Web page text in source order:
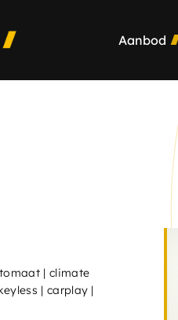
Aanbod
| climate
| carplay |